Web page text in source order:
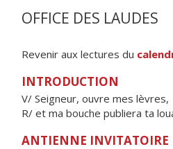
OFFICE DES LAUDES
Revenir aux lectures du
INTRODUCTION
V/ Seigneur, ouvre mes lèvres,
R/ et ma bouche publiera ta
ANTIENNE INVITATOIRE